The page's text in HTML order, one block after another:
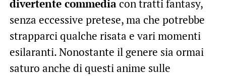
divertente commediacon tratti fantasy,
senza eccessive pretese, ma che potrebbe
strapparci qualche risata e vari momenti
esilaranti. Nonostante il genere sia ormai
saturo anche di questi anime sulle